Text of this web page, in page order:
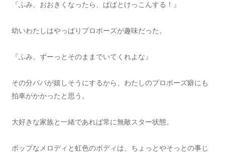
『ふみ、おおきくなったら、ぱぱとけっこんする！』
幼いわたしはやっぱりプロポーズが趣味だった。
『ふみ、ずーっとそのままでいてくれよな』
その分パパが嬉しそうにするから、わたしのプロポーズ癖にも
拍車がかかったと思う。
大好きな家族と一緒であれば常に無敵スター状態。
ポップなメロディと虹色のボディは、ちょっとやそっとの事じ